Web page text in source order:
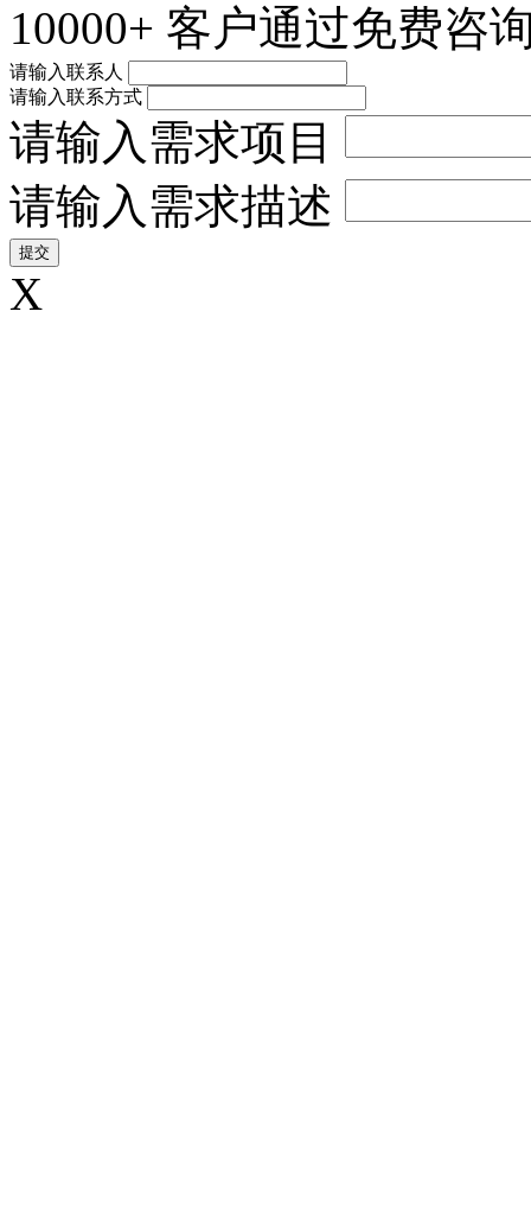
10000+ 客户通过免费咨
请输入联系人
请输入联系方式
请输入需求项目
请输入需求描述
X